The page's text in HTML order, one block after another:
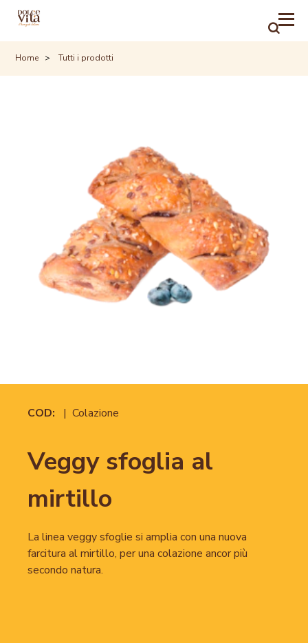
Home Tutti i prodotti
COD: | Colazione
Veggy sfoglia al
mirtillo
La linea veggy sfoglie si amplia con una nuova
farcitura al mirtillo, per una colazione ancor più
secondo natura.